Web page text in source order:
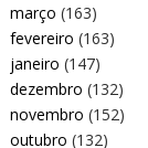
março (163)
fevereiro (163)
janeiro (147)
dezembro (132)
novembro (152)
outubro (132)